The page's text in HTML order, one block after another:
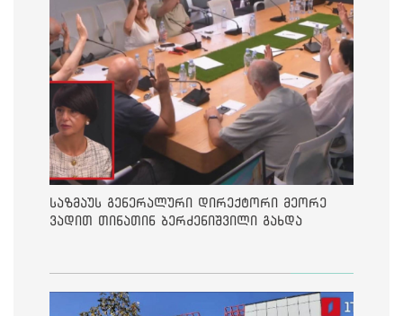
საზმაუს გენერალური დირექტორი მეორე
ვადით თინათინ ბერძენიშვილი გახდა